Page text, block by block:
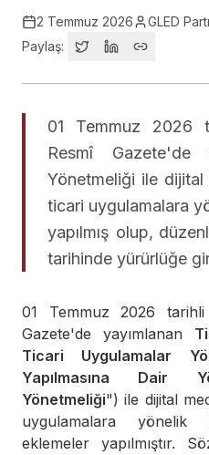
2 Temmuz 2026 GLED
Paylaş:
01 Temmuz 2026
Resmî Gazete'de
Yönetmeliği ile
ticari uygulamalara
yapılmış olup,
tarihinde yürürlüğe
01 Temmuz 2026
Gazete'de yayımlanan
Ticari Uygulamalar
Yapılmasına Dair
Yönetmeliği") ile dijital
uygulamalara
eklemeler yapılmıştır.